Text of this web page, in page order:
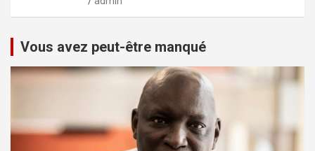
Vous avez peut-être manqué